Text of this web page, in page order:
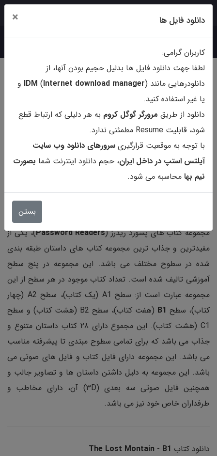
ورود ثبت‌نام
کتاب Audrey Cowan The Lost
مجموعه کتاب های پسورد ریدرز (Password Readers)، یکی از
مفیدترین و جذاب ترین مجموعه کتاب های داستان طبقه بندی
شده در سطوح مختلف می باشد. این مجموعه در پنج سطح
آموزشی تالیف شده است. تعداد کتاب موجود در هر سطح از این
مجموعه عبارت است از: سطح A1 (یک کتاب)، سطح A2 (چهار
کتاب)، سطح B1
(هفت کتاب)، سطح B2 (هشت کتاب) و سطح
C1 (هشت کتاب). این مجموع دارای ۲۸ کتاب داستان متنوع و
جذاب می باشد که برای تمامی سطوح مبتدی تا پیشرفته مناسب
می باشد. این مجموعه دارای فایل کتاب و فایل های صوتی می
باشد. این مجموعه به دلیل داشتن داستان ها و تصاویر جالب و
همچنین فایل صوتی سه بعدی (۳D) آن، دارای مخاطب و
طرفداران خاص خود نیز می باشد.
دانلود کتاب The Lost Montain - B1
دانلود فایل ها ×
کاربران گرامی:
لطفا جهت دانلود فایل ها بدلیل حجیم بودن آنها، از
دانلودرهایی مانند (
Internet download manager
)
IDM و
یا غیر استفاده کنید.
دانلود از طریق مرورگر گوگل کروم به هر دلیلی که ارتباط قطع
شود، قابلیت Resume مطمئنی ندارد.
با توجه به موقعیت قرارگیری سرورهای دانلود وب سایت
آیلتس استپ در داخل ایران، حجم دانلود اینترنت شما بصورت
نیم بها محاسبه می شود.
بستن